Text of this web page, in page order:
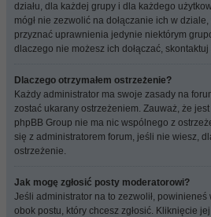
działu, dla każdej grupy i dla każdego
mógł nie zezwolić na dołączanie ich w
przyznać uprawnienia jedynie niektórym
dlaczego nie możesz ich dołączać,
Dlaczego otrzymałem ostrzeżenie?
Każdy administrator ma swoje zasady na
zostać ukarany ostrzeżeniem. Zauważ, że
phpBB Group nie ma nic wspólnego z
się z administratorem forum, jeśli nie wiesz,
ostrzeżenie.
Jak mogę zgłosić posty moderatorowi?
Jeśli administrator na to zezwolił,
obok postu, który chcesz zgłosić. Kliknięcie